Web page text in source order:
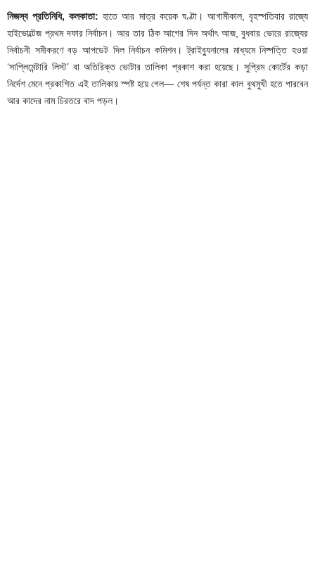
নিজস্ব প্রতিনিধি, কলকাতা: হাতে আর মাত্র কয়েক ঘণ্টা। আগামীকাল, বৃহস্পতিবার রাজ্যে
হাইভোল্টেজ প্রথম দফার নির্বাচন। আর তার ঠিক আগের দিন অর্থাৎ আজ, বুধবার ভোরে রাজ্যের
নির্বাচনী সমীকরণে বড় আপডেট দিল নির্বাচন কমিশন। ট্রাইব্যুনালের মাধ্যমে নিষ্পত্তি হওয়া
‘সাপ্লিমেন্টারি লিস্ট’ বা অতিরিক্ত ভোটার তালিকা প্রকাশ করা হয়েছে। সুপ্রিম কোর্টের কড়া
নির্দেশ মেনে প্রকাশিত এই তালিকায় স্পষ্ট হয়ে গেল— শেষ পর্যন্ত কারা কাল বুথমুখী হতে পারবেন
আর কাদের নাম চিরতরে বাদ পড়ল।